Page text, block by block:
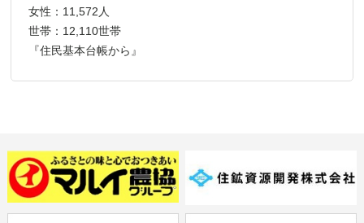
女性：11,572人
世帯：12,110世帯
『住民基本台帳から』